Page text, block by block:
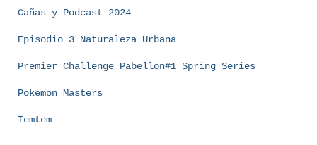
Cañas y Podcast 2024
Episodio 3 Naturaleza Urbana
Premier Challenge Pabellon#1 Spring Series
Pokémon Masters
Temtem